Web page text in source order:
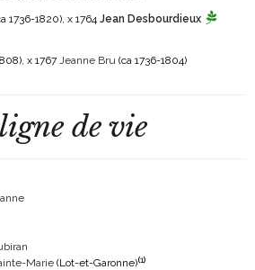
1736-1820), x 1764 Jean Desbourdieux
, x 1767 Jeanne Bru (ca 1736-1804)
de vie
Marie (Lot-et-Garonne)(1)